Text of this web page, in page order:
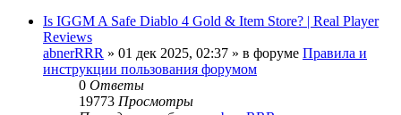
Is IGGM A Safe Diablo 4 Gold & Item Store? | Real Player
Reviews
abnerRRR » 01 дек 2025, 02:37 » в форуме Правила и
инструкции пользования форумом
0 Ответы
19773 Просмотры